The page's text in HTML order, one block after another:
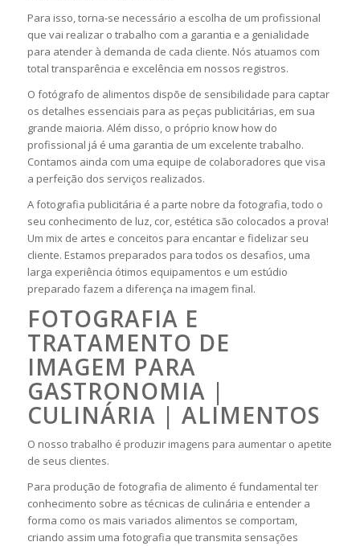
Para isso, torna-se necessário a escolha de um profissional
que vai realizar o trabalho com a garantia e a genialidade
para atender à demanda de cada cliente. Nós atuamos com
total transparência e excelência em nossos registros.
O fotógrafo de alimentos dispõe de sensibilidade para captar
os detalhes essenciais para as peças publicitárias, em sua
grande maioria. Além disso, o próprio know how do
profissional já é uma garantia de um excelente trabalho.
Contamos ainda com uma equipe de colaboradores que visa
a perfeição dos serviços realizados.
A fotografia publicitária é a parte nobre da fotografia, todo o
seu conhecimento de luz, cor, estética são colocados a prova!
Um mix de artes e conceitos para encantar e fidelizar seu
cliente. Estamos preparados para todos os desafios, uma
larga experiência ótimos equipamentos e um estúdio
preparado fazem a diferença na imagem final.
FOTOGRAFIA E
TRATAMENTO DE
IMAGEM PARA
GASTRONOMIA |
CULINÁRIA | ALIMENTOS
O nosso trabalho é produzir imagens para aumentar o apetite
de seus clientes.
Para produção de fotografia de alimento é fundamental ter
conhecimento sobre as técnicas de culinária e entender a
forma como os mais variados alimentos se comportam,
criando assim uma fotografia que transmita sensações